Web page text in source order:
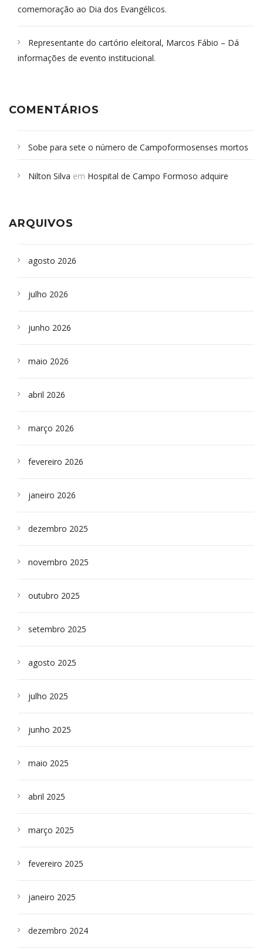
comemoração ao Dia dos Evangélicos.
Representante do cartório eleitoral, Marcos Fábio – Dá
informações de evento institucional.
COMENTÁRIOS
Sobe para sete o número de Campoformosenses mortos
Campoformosenses que morreram em desabamentos são
Nilton Silva em Hospital de Campo Formoso adquire
ARQUIVOS
agosto 2026
julho 2026
junho 2026
maio 2026
abril 2026
março 2026
fevereiro 2026
janeiro 2026
dezembro 2025
novembro 2025
outubro 2025
setembro 2025
agosto 2025
julho 2025
junho 2025
maio 2025
abril 2025
março 2025
fevereiro 2025
janeiro 2025
dezembro 2024